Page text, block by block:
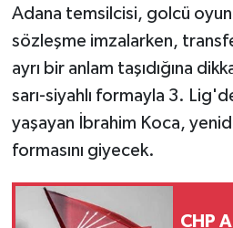
Adana temsilcisi, golcü
sözleşme imzalarken,
ayrı bir anlam taşıdığına
sarı-siyahlı formayla 3.
yaşayan İbrahim Koca,
formasını giyecek.
CHP